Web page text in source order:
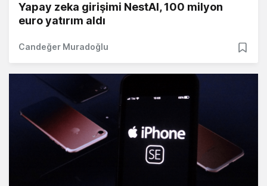
Yapay zeka girişimi NestAI, 100 milyon
euro yatırım aldı
Candeğer Muradoğlu